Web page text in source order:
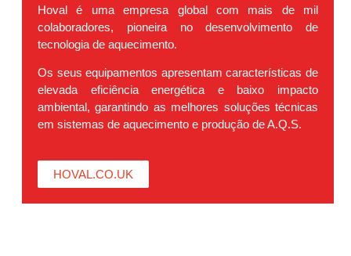
Hoval é uma empresa global com mais de mil
colaboradores, pioneira no desenvolvimento de
tecnologia de aquecimento.
Os seus equipamentos apresentam características de
elevada eficiência energética e baixo impacto
ambiental, garantindo as melhores soluções técnicas
em sistemas de aquecimento e produção de A.Q.S.
HOVAL.CO.UK